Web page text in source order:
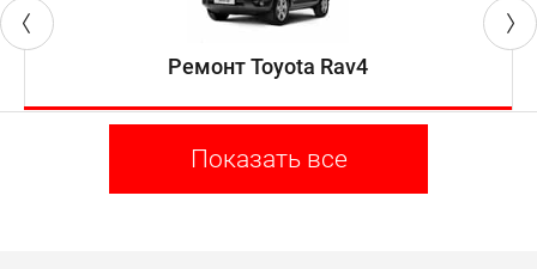
Ремонт Toyota Rav4
Показать все